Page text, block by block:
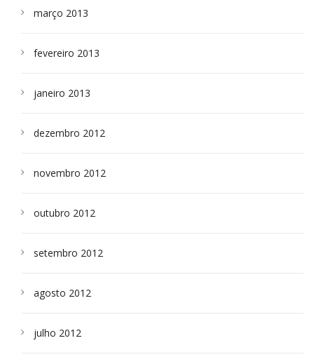
março 2013
fevereiro 2013
janeiro 2013
dezembro 2012
novembro 2012
outubro 2012
setembro 2012
agosto 2012
julho 2012